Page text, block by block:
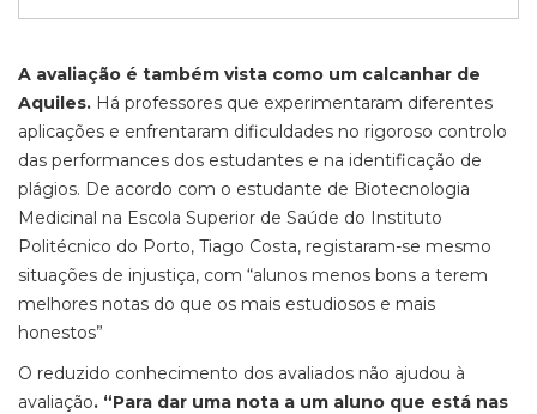
A avaliação é também vista como um calcanhar de
Aquiles. Há professores que experimentaram diferentes
aplicações e enfrentaram dificuldades no rigoroso controlo
das performances dos estudantes e na identificação de
plágios. De acordo com o estudante de Biotecnologia
Medicinal na Escola Superior de Saúde do Instituto
Politécnico do Porto, Tiago Costa, registaram-se mesmo
situações de injustiça, com “alunos menos bons a terem
melhores notas do que os mais estudiosos e mais
honestos”
O reduzido conhecimento dos avaliados não ajudou à
avaliação. “Para dar uma nota a um aluno que está nas